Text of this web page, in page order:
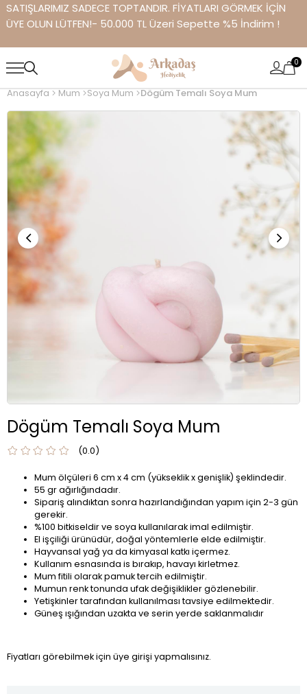
SATIŞLARIMIZ SADECE TOPTANDIR. FİYATLARI GÖRMEK İÇİN
ÜYE OLUN LÜTFEN!- 50.000 TL Üzeri Sepette %5 İndirim !
0
Anasayfa Mum Soya Mum Dögüm Temalı Soya Mum
Dögüm Temalı Soya Mum
0.0
Mum ölçüleri 6 cm x 4 cm (yükseklik x genişlik) şeklindedir.
55 gr ağırlığındadır.
Sipariş alındıktan sonra hazırlandığından yapım için 2-3 gün
gerekir.
%100 bitkiseldir ve soya kullanılarak imal edilmiştir.
El işçiliği ürünüdür, doğal yöntemlerle elde edilmiştir.
Hayvansal yağ ya da kimyasal katkı içermez.
Kullanım esnasında is bırakıp, havayı kirletmez.
Mum fitili olarak pamuk tercih edilmiştir.
Mumun renk tonunda ufak değişiklikler gözlenebilir.
Yetişkinler tarafından kullanılması tavsiye edilmektedir.
Güneş ışığından uzakta ve serin yerde saklanmalıdır
Fiyatları görebilmek için üye girişi yapmalısınız.